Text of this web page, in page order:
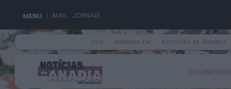
MENU MAIL JORNAIS
TVC MUNDIAL FM NOTÍCIAS DE ÁGUEDA
O CONCELHO
Search
for: